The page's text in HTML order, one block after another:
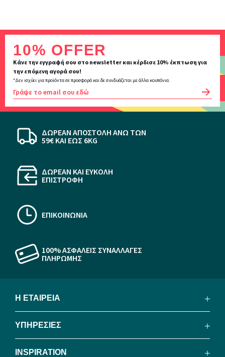
Inscription
newsletter
10% OFFER
Κάνε την εγγραφή σου στο newsletter και κέρδισε 10% έκπτωση για
την επόμενη αγορά σου!
*Δεν ισχύει για προϊόντα σε προσφορά και δε συνδυάζεται με άλλα κουπόνια.
OK
ΔΩΡΕΑΝ ΑΠΟΣΤΟΛΗ ΆΝΩ ΤΩΝ
59€ KAI ΕΩΣ 6KG
ΔΩΡΕΑΝ ΚΑΙ ΕΥΚΟΛΗ
ΕΠΙΣΤΡΟΦΗ
ΕΠΙΚΟΙΝΩΝΙΑ
100% ΑΣΦΑΛΕΙΣ ΣΥΝΑΛΛΑΓΕΣ
ΠΛΗΡΩΜΗΣ
Η ΕΤΑΙΡΕΙΑ
ΥΠΗΡΕΣΙΕΣ
INSPIRATION